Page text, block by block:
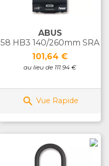
ABUS
58 HB3 140/260mm SRA
Prix
101,64 €
au lieu de 111.94 €
 Vue Rapide